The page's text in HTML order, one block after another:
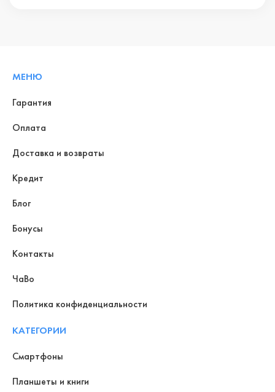
МЕНЮ
Гарантия
Оплата
Доставка и возвраты
Кредит
Блог
Бонусы
Контакты
ЧаВо
Политика конфиденциальности
КАТЕГОРИИ
Смартфоны
Планшеты и книги